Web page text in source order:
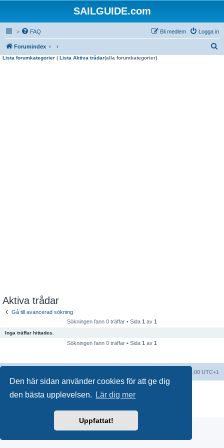
Den här sidan använder cookies för att ge dig
den bästa upplevelsen.
Lär dig mer
Uppfattat!
SAILGUIDE.com
> FAQ Logga in
Bli medlem
Forumindex
Lista forumkategorier | Lista Aktiva trådar(alla forumkategorier)
Aktiva trådar
Gå till avancerad sökning
Sökningen fann 0 träffar • Sida 1 av 1
Inga träffar hittades.
Sökningen fann 0 träffar • Sida 1 av 1
Alla tidsangivelser är UTC+01:00 UTC+1
Swedish translation byphpBB Sweden